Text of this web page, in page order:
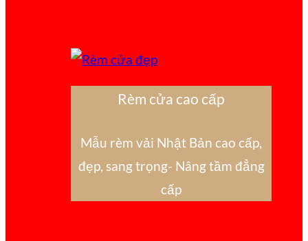
Rèm cửa cao cấp
Mẫu rèm vải Nhật Bản cao cấp,
đẹp, sang trọng- Nâng tầm đẳng
cấp